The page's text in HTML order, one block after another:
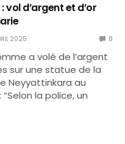
d’argent et d’or
2025 0
a volé de l’argent
sur une statue de la
Neyyattinkara au
la police, un